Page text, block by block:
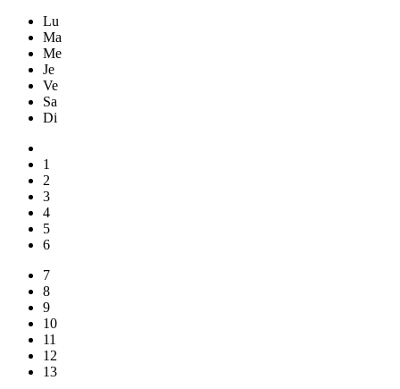
Lu
Ma
Me
Je
Ve
Sa
Di
1
2
3
4
5
6
7
8
9
10
11
12
13